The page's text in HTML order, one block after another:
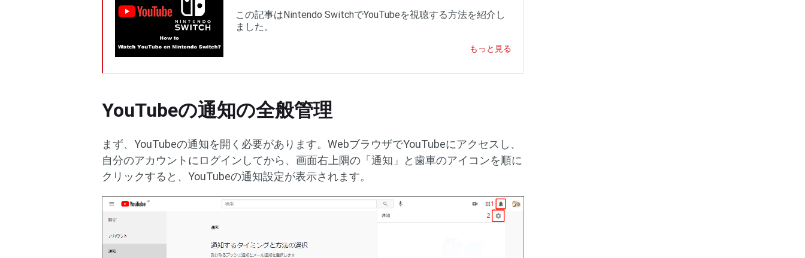
この記事はNintendo SwitchでYouTubeを視聴する方法を紹介し
ました。
もっと見る
YouTubeの通知の全般管理
まず、YouTubeの通知を開く必要があります。WebブラウザでYouTubeにアクセスし、
自分のアカウントにログインしてから、画面右上隅の「通知」と歯車のアイコンを順に
クリックすると、YouTubeの通知設定が表示されます。